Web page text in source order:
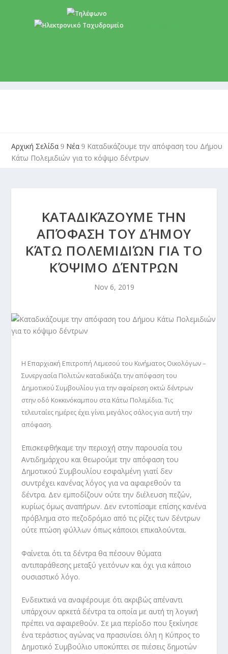
Αρχική Σελίδα 9 Νέα 9 Καταδικάζουμε την απόφαση του Δήμου
Κάτω Πολεμιδιών για το κόψιμο δέντρων
ΚΑΤΑΔΙΚΆΖΟΥΜΕ ΤΗΝ
ΑΠΌΦΑΣΗ ΤΟΥ ΔΉΜΟΥ
ΚΆΤΩ ΠΟΛΕΜΙΔΙΏΝ ΓΙΑ ΤΟ
ΚΌΨΙΜΟ ΔΈΝΤΡΩΝ
Nov 6, 2019
Η Επαρχιακή Επιτροπή Λεμεσού του Κινήματος Οικολόγων –
Συνεργασία Πολιτών καταδικάζει την απόφαση του
Δημοτικού Συμβουλίου για την αφαίρεση οκτώ δέντρων
στην οδό Κοκκινόκαμπου στα Κάτω Πολεμίδια. Τις
τελευταίες ημέρες έχει γίνει μεγάλος σάλος για αυτή την
απόφαση.
Επισκεφθήκαμε την περιοχή στην παρουσία του
Αντιδημάρχου και θεωρούμε την απόφαση του
Δημοτικού Συμβουλίου εσφαλμένη γιατί δεν
συντρέχει κανένας λόγος για να αφαιρεθούν τα
δέντρα. Δεν εμποδίζουν ούτε την διέλευση πεζών,
κυρίως όμως αναπήρων. Δεν εντοπίσαμε επίσης κανένα
πρόβλημα στο πεζοδρόμιο από τις ρίζες των δέντρων
ούτε πτώση φύλλων όπως κάποιοι επικαλούνται.
Φαίνεται ότι τα δέντρα θα πέσουν θύματα
αντιπαράθεσης μεταξύ γειτόνων και όχι για κάποιο
ουσιαστικό λόγο.
Ενδεικτικά να αναφέρουμε ότι ακριβώς απέναντι
υπάρχουν αρκετά δέντρα τα οποία με αυτή τη λογική
πρέπει να αφαιρεθούν. Σε μια περίοδο που ξεκίνησε
ένα τεράστιος αγώνας να πρασινίσει όλη η Κύπρος το
Δημοτικό Συμβούλιο υποκύπτει σε πιέσεις δημοτών